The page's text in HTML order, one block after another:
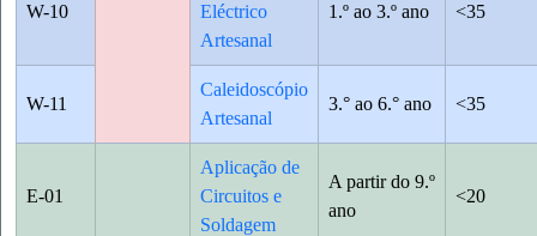
W-10
Eléctrico
Artesanal
1.º ao 3.º ano <35
W-11
Caleidoscópio
Artesanal
3.° ao 6.° ano <35
E-01
Aplicação de
Circuitos e
Soldagem
A partir do 9.º
ano
<20